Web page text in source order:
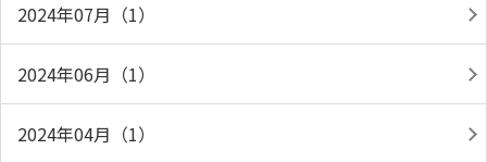
2024年07月（1）
2024年06月（1）
2024年04月（1）